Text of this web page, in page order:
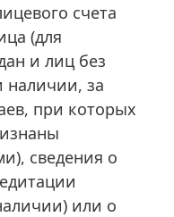
счета
(для
и лиц без
наличии, за
при которых
сведения о
или о